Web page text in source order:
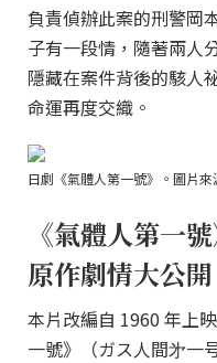
負責偵辦此案的刑警岡
子有一段情，隨著兩人
隱藏在案件背後的駭人
命運再度交織。
日劇《氣體人第一號》。圖片來
《氣體人第一
原作劇情大公開
本片改編自 1960 年上
一號》（ガス人間㐧一